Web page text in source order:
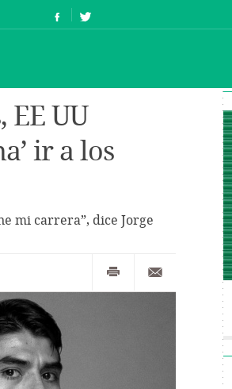
EE UU
ir a los
mi carrera”, dice Jorge